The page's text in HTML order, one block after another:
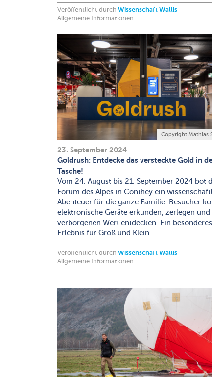
Veröffentlicht durch Wissenschaft Wallis
Allgemeine Informationen
Copyright Mathias
23. September 2024
Goldrush: Entdecke das versteckte Gold in
Tasche!
Vom 24. August bis 21. September 2024 bot
Forum des Alpes in Conthey ein
Abenteuer für die ganze Familie. Besucher
elektronische Geräte erkunden, zerlegen und
verborgenen Wert entdecken. Ein besonderes
Erlebnis für Groß und Klein.
Veröffentlicht durch Wissenschaft Wallis
Allgemeine Informationen